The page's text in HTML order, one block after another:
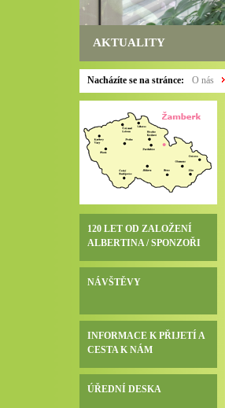
AKTUALITY
Nacházíte se na stránce: O nás
120 LET OD ZALOŽENÍ
ALBERTINA / SPONZOŘI
NÁVŠTĚVY
INFORMACE K PŘIJETÍ A
CESTA K NÁM
ÚŘEDNÍ DESKA